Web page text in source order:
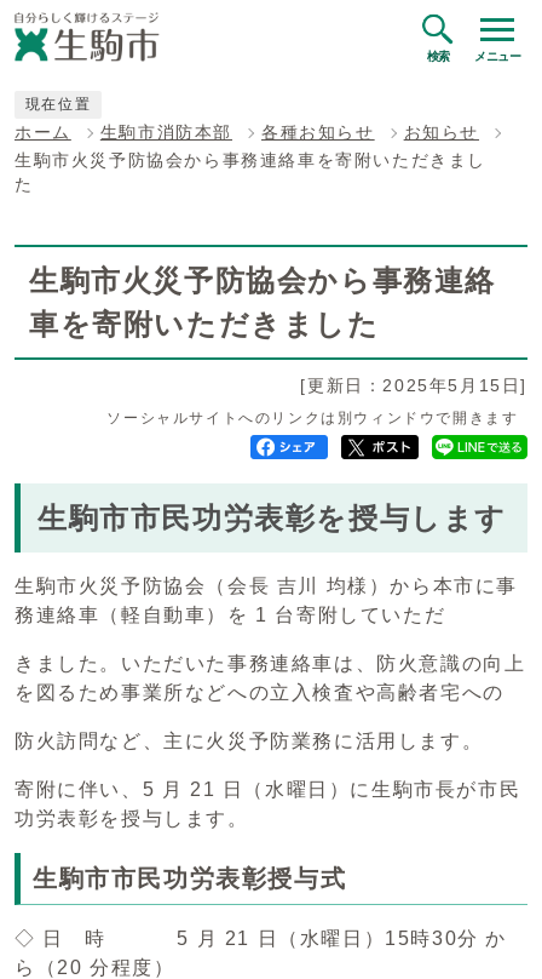
検索 メニュー
現在位置
ホーム 生駒市消防本部 各種お知らせ
お知らせ
生駒市火災予防協会から事務連絡車を寄附いただきまし
た
生駒市火災予防協会から事務連絡
車を寄附いただきました
[更新日：2025年5月15日]
ソーシャルサイトへのリンクは別ウィンドウで開きます
生駒市市民功労表彰を授与します
生駒市火災予防協会（会長 吉川 均様）から本市に事
務連絡車（軽自動車）を 1 台寄附していただ
きました。いただいた事務連絡車は、防火意識の向上
を図るため事業所などへの立入検査や高齢者宅への
防火訪問など、主に火災予防業務に活用します。
寄附に伴い、5 月 21 日（水曜日）に生駒市長が市民
功労表彰を授与します。
生駒市市民功労表彰授与式
◇ 日 時 5 月 21 日（水曜日）15時30分 か
ら（20 分程度）